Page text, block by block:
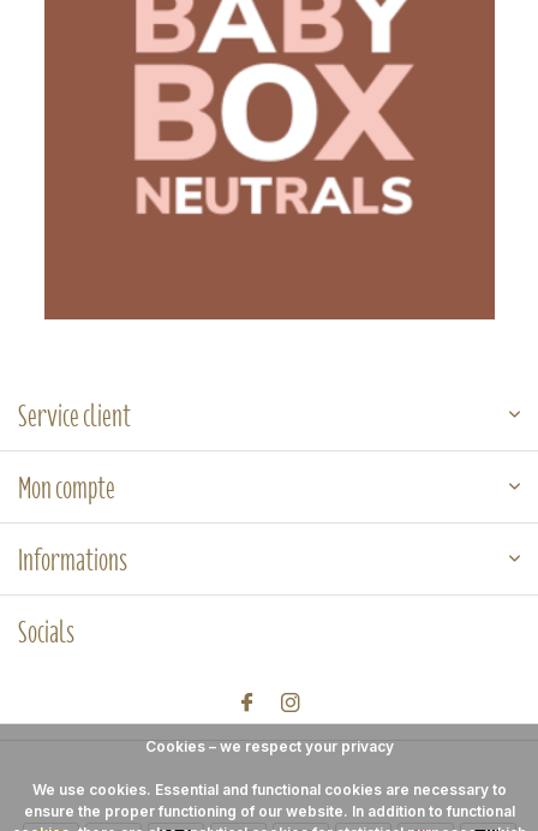
Service client
Mon compte
Informations
Socials
Cookies – we respect your privacy
We use cookies. Essential and functional cookies are necessary to
ensure the proper functioning of our website. In addition to functional